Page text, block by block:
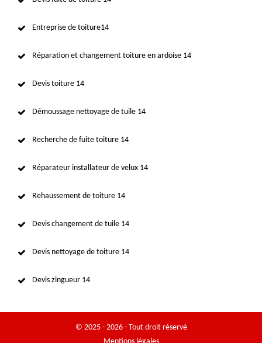
Entreprise de toiture14
Réparation et changement toiture en ardoise 14
Devis toiture 14
Démoussage nettoyage de tuile 14
Recherche de fuite toiture 14
Réparateur installateur de velux 14
Rehaussement de toiture 14
Devis changement de tuile 14
Devis nettoyage de toiture 14
Devis zingueur 14
© 2025 - 2026 - Tout droit réservé